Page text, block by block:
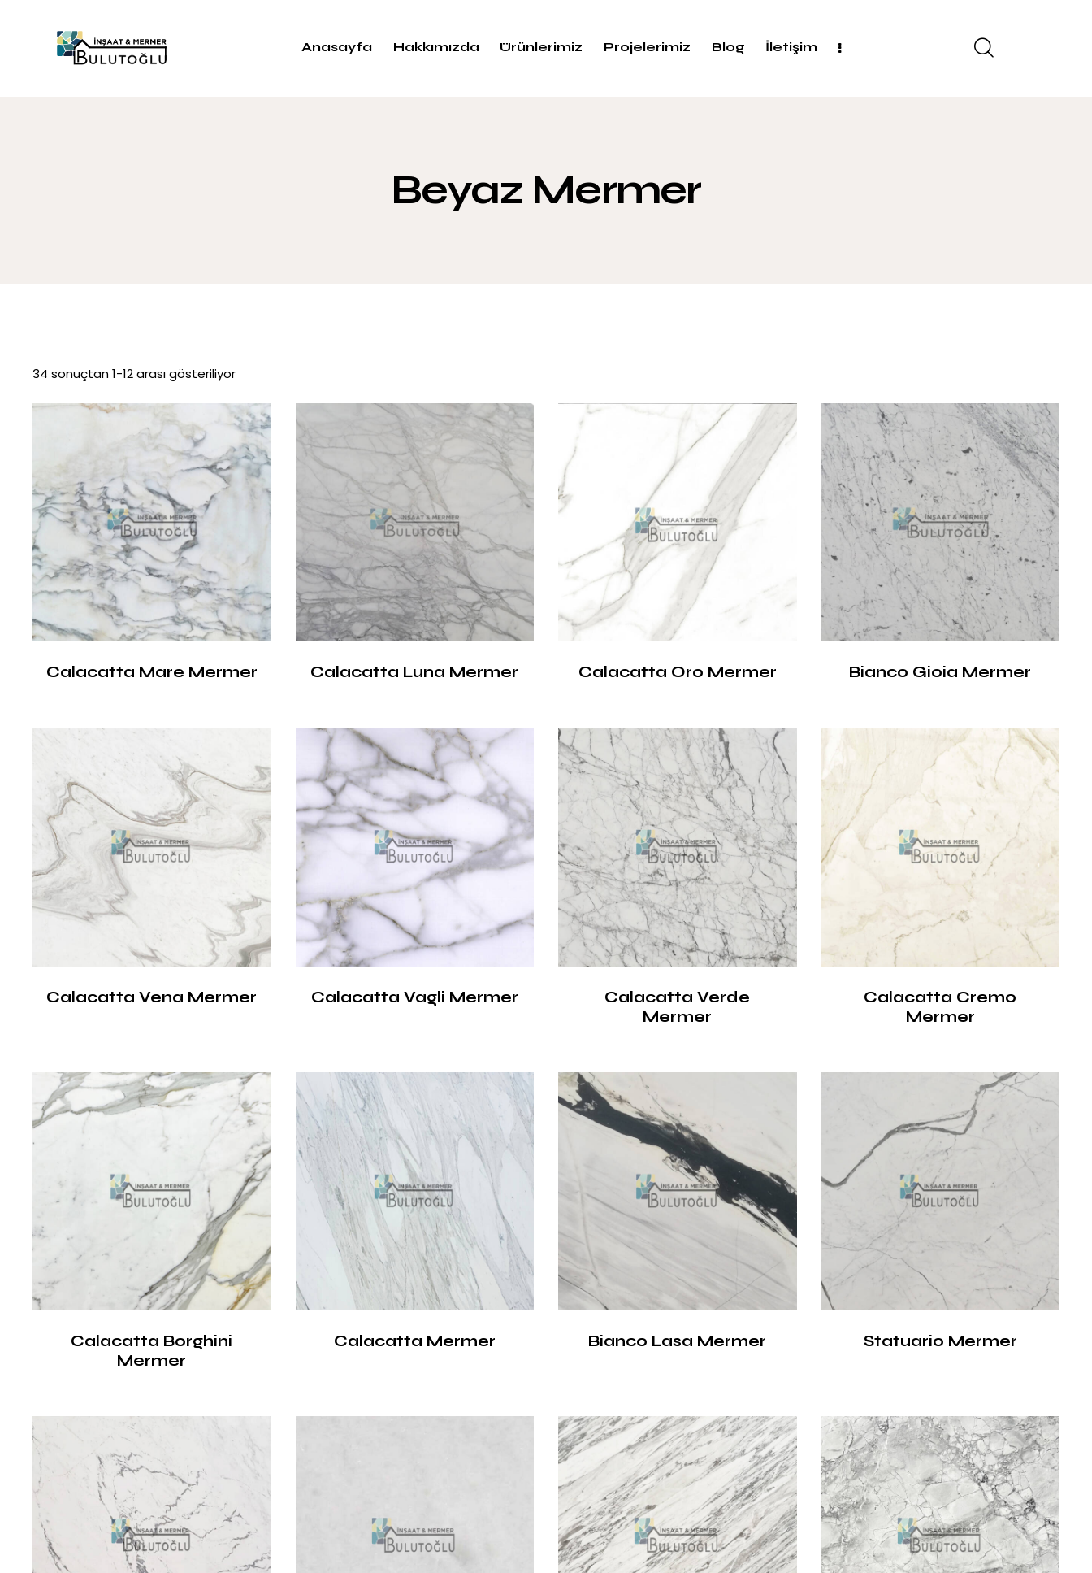
Anasayfa Hakkımızda Ürünlerimiz Projelerimiz Blog İletişim
Beyaz Mermer
34 sonuçtan 1-12 arası gösteriliyor
Calacatta Mare Mermer Calacatta Luna Mermer Calacatta Oro Mermer Bianco Gioia Mermer
Calacatta Vena Mermer Calacatta Vagli Mermer
Calacatta Verde
Mermer
Calacatta Cremo
Mermer
Calacatta Borghini
Mermer
Calacatta Mermer Bianco Lasa Mermer Statuario Mermer